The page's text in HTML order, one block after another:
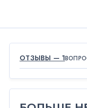
ОТЗЫВЫ — 1